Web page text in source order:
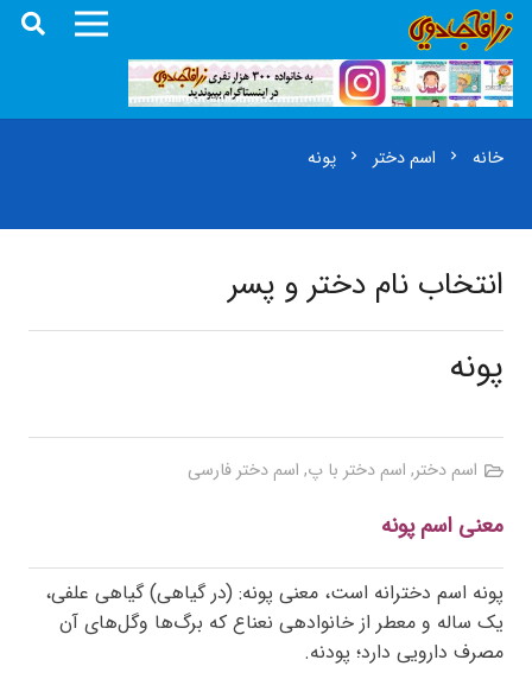
خانه chevron_right اسم دختر chevron_right پونه
انتخاب نام دختر و پسر
پونه
اسم دختر, اسم دختر با پ, اسم دختر فارسی
معنی اسم پونه
پونه اسم دخترانه است، معنی پونه: (در گیاهی) گیاهی علفی،
یک ساله و معطر از خانوادهی نعناع که برگ‌ها وگل‌های آن
مصرف دارویی دارد؛ پودنه.